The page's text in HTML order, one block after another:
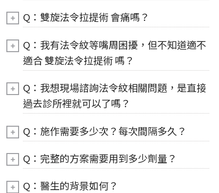
Q：雙旋法令拉提術 會痛嗎？
Q：我有法令紋等嘴周困擾，但不知道適不
適合 雙旋法令拉提術 嗎？
Q：我想現場諮詢法令紋相關問題，是直接
過去診所裡就可以了嗎？
Q：施作需要多少次？每次間隔多久？
Q：完整的方案需要用到多少劑量？
Q：醫生的背景如何？